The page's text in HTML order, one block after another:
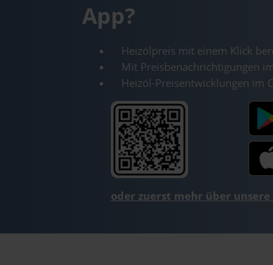
App?
Heizölpreis mit einem Klick
Mit Preisbenachrichtigungen
Heizöl-Preisentwicklungen im
oder zuerst mehr über